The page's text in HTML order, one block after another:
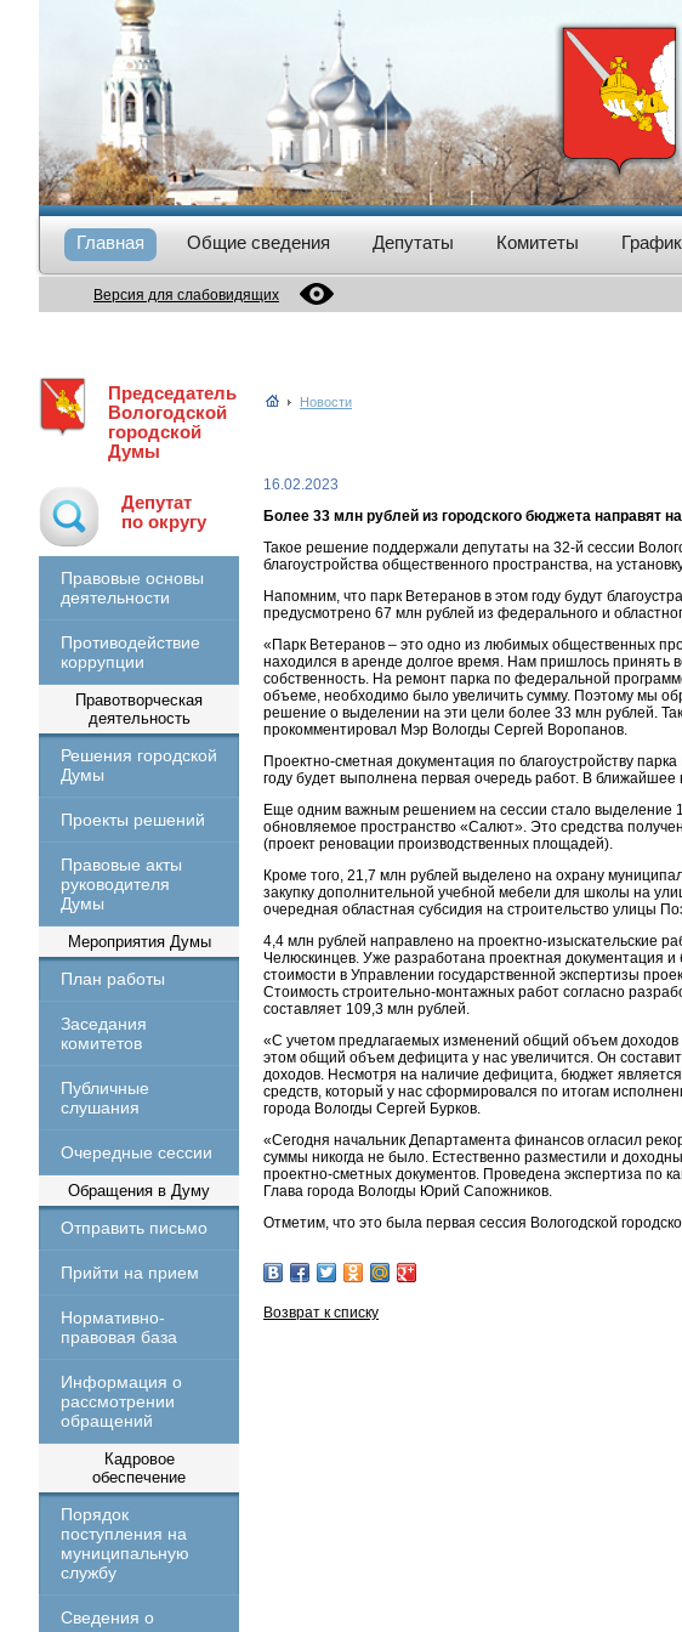
Главная Общие сведения Депутаты Комитеты
Версия для слабовидящих
Председатель
Вологодской
городской
Думы
Депутат
по округу
Правовые основы
деятельности
Противодействие
коррупции
Правотворческая
деятельность
Решения городской
Думы
Проекты решений
Правовые акты
руководителя
Думы
Мероприятия Думы
План работы
Заседания
комитетов
Публичные
слушания
Очередные сессии
Обращения в Думу
Отправить письмо
Прийти на прием
Нормативно-
правовая база
Информация о
рассмотрении
обращений
Кадровое
обеспечение
Порядок
поступления на
муниципальную
службу
Сведения о
Новости
16.02.2023
Более 33 млн рублей из городского бюджета направят
Такое решение поддержали депутаты на 32-й сессии
благоустройства общественного пространства, на
Напомним, что парк Ветеранов в этом году будут
предусмотрено 67 млн рублей из федерального и
«Парк Ветеранов – это одно из любимых общественных
находился в аренде долгое время. Нам пришлось принять
собственность. На ремонт парка по федеральной
объеме, необходимо было увеличить сумму. Поэтому мы
решение о выделении на эти цели более 33 млн рублей.
прокомментировал Мэр Вологды Сергей Воропанов.
Проектно-сметная документация по благоустройству
году будет выполнена первая очередь работ. В
Еще одним важным решением на сессии стало выделение
обновляемое пространство «Салют». Это средства
(проект реновации производственных площадей).
Кроме того, 21,7 млн рублей выделено на охрану
закупку дополнительной учебной мебели для школы на
очередная областная субсидия на строительство улицы
4,4 млн рублей направлено на проектно-изыскательские
Челюскинцев. Уже разработана проектная документация
стоимости в Управлении государственной экспертизы
Стоимость строительно-монтажных работ согласно
составляет 109,3 млн рублей.
«С учетом предлагаемых изменений общий объем доходов
этом общий объем дефицита у нас увеличится. Он
доходов. Несмотря на наличие дефицита, бюджет
средств, который у нас сформировался по итогам
города Вологды Сергей Бурков.
«Сегодня начальник Департамента финансов огласил
суммы никогда не было. Естественно разместили и
проектно-сметных документов. Проведена экспертиза по
Глава города Вологды Юрий Сапожников.
Отметим, что это была первая сессия Вологодской
Возврат к списку